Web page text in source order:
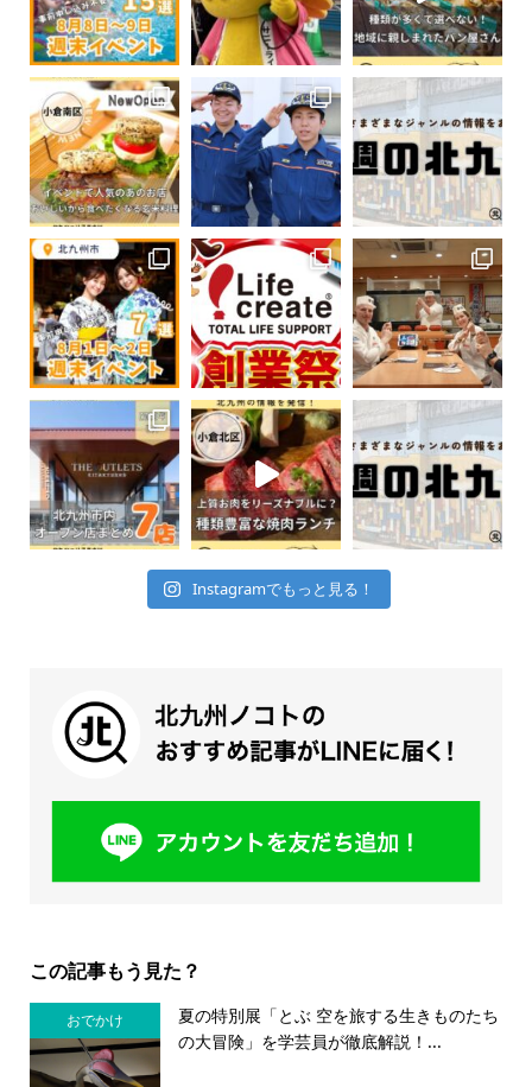
Instagramでもっと見る！
この記事もう見た？
おでかけ
夏の特別展「とぶ 空を旅する生きものたち
の大冒険」を学芸員が徹底解説！...